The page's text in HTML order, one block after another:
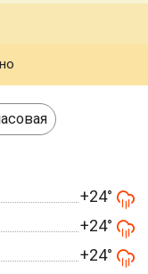
+24°
+24°
+24°